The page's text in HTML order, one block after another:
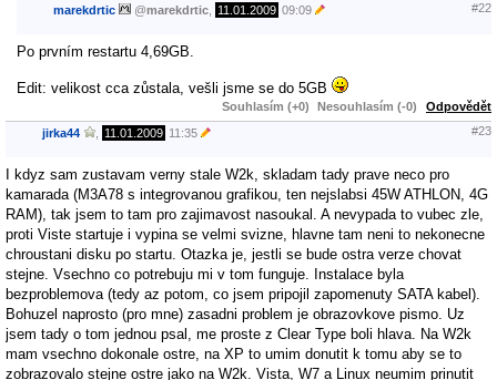
marekdrtic @marekdrtic 11.01.2009 09:09 #22
Po prvním restartu 4,69GB.
Edit: velikost cca zůstala, vešli jsme se do 5GB
Souhlasím (+0) Nesouhlasím (-0) Odpovědět
jirka44 11.01.2009 11:35 #23
I kdyz sam zustavam verny stale W2k, skladam tady prave neco pro
kamarada (M3A78 s integrovanou grafikou, ten nejslabsi 45W ATHLON, 4G
RAM), tak jsem to tam pro zajimavost nasoukal. A nevypada to vubec zle,
proti Viste startuje i vypina se velmi svizne, hlavne tam neni to nekonecne
chroustani disku po startu. Otazka je, jestli se bude ostra verze chovat
stejne. Vsechno co potrebuju mi v tom funguje. Instalace byla
bezproblemova (tedy az potom, co jsem pripojil zapomenuty SATA kabel).
Bohuzel naprosto (pro mne) zasadni problem je obrazovkove pismo. Uz
jsem tady o tom jednou psal, me proste z Clear Type boli hlava. Na W2k
mam vsechno dokonale ostre, na XP to umim donutit k tomu aby se to
zobrazovalo stejne ostre jako na W2k. Vista, W7 a Linux neumim prinutit